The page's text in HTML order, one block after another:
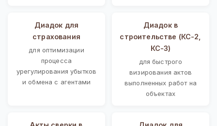
Диадок для
страхования
для оптимизации
процесса
урегулирования убытков
и обмена с агентами
Диадок в
строительстве (КС-2,
КС-3)
для быстрого
визирования актов
выполненных работ на
объектах